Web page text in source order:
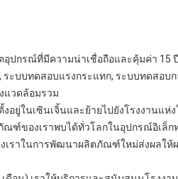
อุปกรณ์ที่มีความน่าเชื่อถือและคุ้มค่า 15
ะบบทดสอบแรงกระแทก, ระบบทดสอบก
แวดล้อมรวม
อยู่ในเซินเจิ้นและย้ายไปยังโรงงานแห่
ของเราพบได้ทั่วโลกในอุปกรณ์อิเล็ก
เราในการพัฒนาผลิตภัณฑ์ใหม่ส่งผลให้